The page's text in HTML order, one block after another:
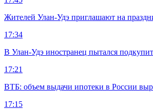
Жителей Улан-Удэ приглашают на
17:34
В Улан-Удэ иностранец пытался
17:21
ВТБ: объем выдачи ипотеки в России
17:15